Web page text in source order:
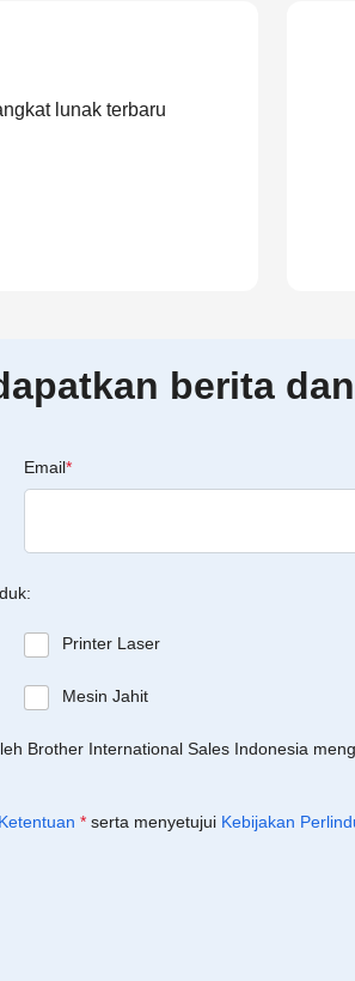
lunak terbaru
berita
Email*
Printer Laser
Mesin Jahit
Brother International Sales Indonesia
* serta menyetujui Kebijakan